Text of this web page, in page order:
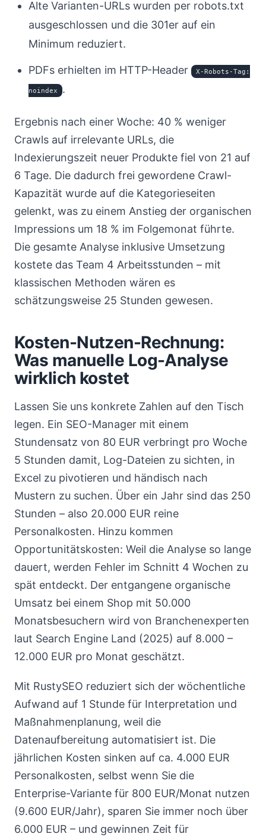
Alte Varianten-URLs wurden per robots.txt
ausgeschlossen und die 301er auf ein
Minimum reduziert.
PDFs erhielten im HTTP-Header X-Robots-Tag:
noindex .
Ergebnis nach einer Woche: 40 % weniger
Crawls auf irrelevante URLs, die
Indexierungszeit neuer Produkte fiel von 21 auf
6 Tage. Die dadurch frei gewordene Crawl-
Kapazität wurde auf die Kategorieseiten
gelenkt, was zu einem Anstieg der organischen
Impressions um 18 % im Folgemonat führte.
Die gesamte Analyse inklusive Umsetzung
kostete das Team 4 Arbeitsstunden – mit
klassischen Methoden wären es
schätzungsweise 25 Stunden gewesen.
Kosten-Nutzen-Rechnung:
Was manuelle Log-Analyse
wirklich kostet
Lassen Sie uns konkrete Zahlen auf den Tisch
legen. Ein SEO-Manager mit einem
Stundensatz von 80 EUR verbringt pro Woche
5 Stunden damit, Log-Dateien zu sichten, in
Excel zu pivotieren und händisch nach
Mustern zu suchen. Über ein Jahr sind das 250
Stunden – also 20.000 EUR reine
Personalkosten. Hinzu kommen
Opportunitätskosten: Weil die Analyse so lange
dauert, werden Fehler im Schnitt 4 Wochen zu
spät entdeckt. Der entgangene organische
Umsatz bei einem Shop mit 50.000
Monatsbesuchern wird von Branchenexperten
laut Search Engine Land (2025) auf 8.000 –
12.000 EUR pro Monat geschätzt.
Mit RustySEO reduziert sich der wöchentliche
Aufwand auf 1 Stunde für Interpretation und
Maßnahmenplanung, weil die
Datenaufbereitung automatisiert ist. Die
jährlichen Kosten sinken auf ca. 4.000 EUR
Personalkosten, selbst wenn Sie die
Enterprise-Variante für 800 EUR/Monat nutzen
(9.600 EUR/Jahr), sparen Sie immer noch über
6.000 EUR – und gewinnen Zeit für